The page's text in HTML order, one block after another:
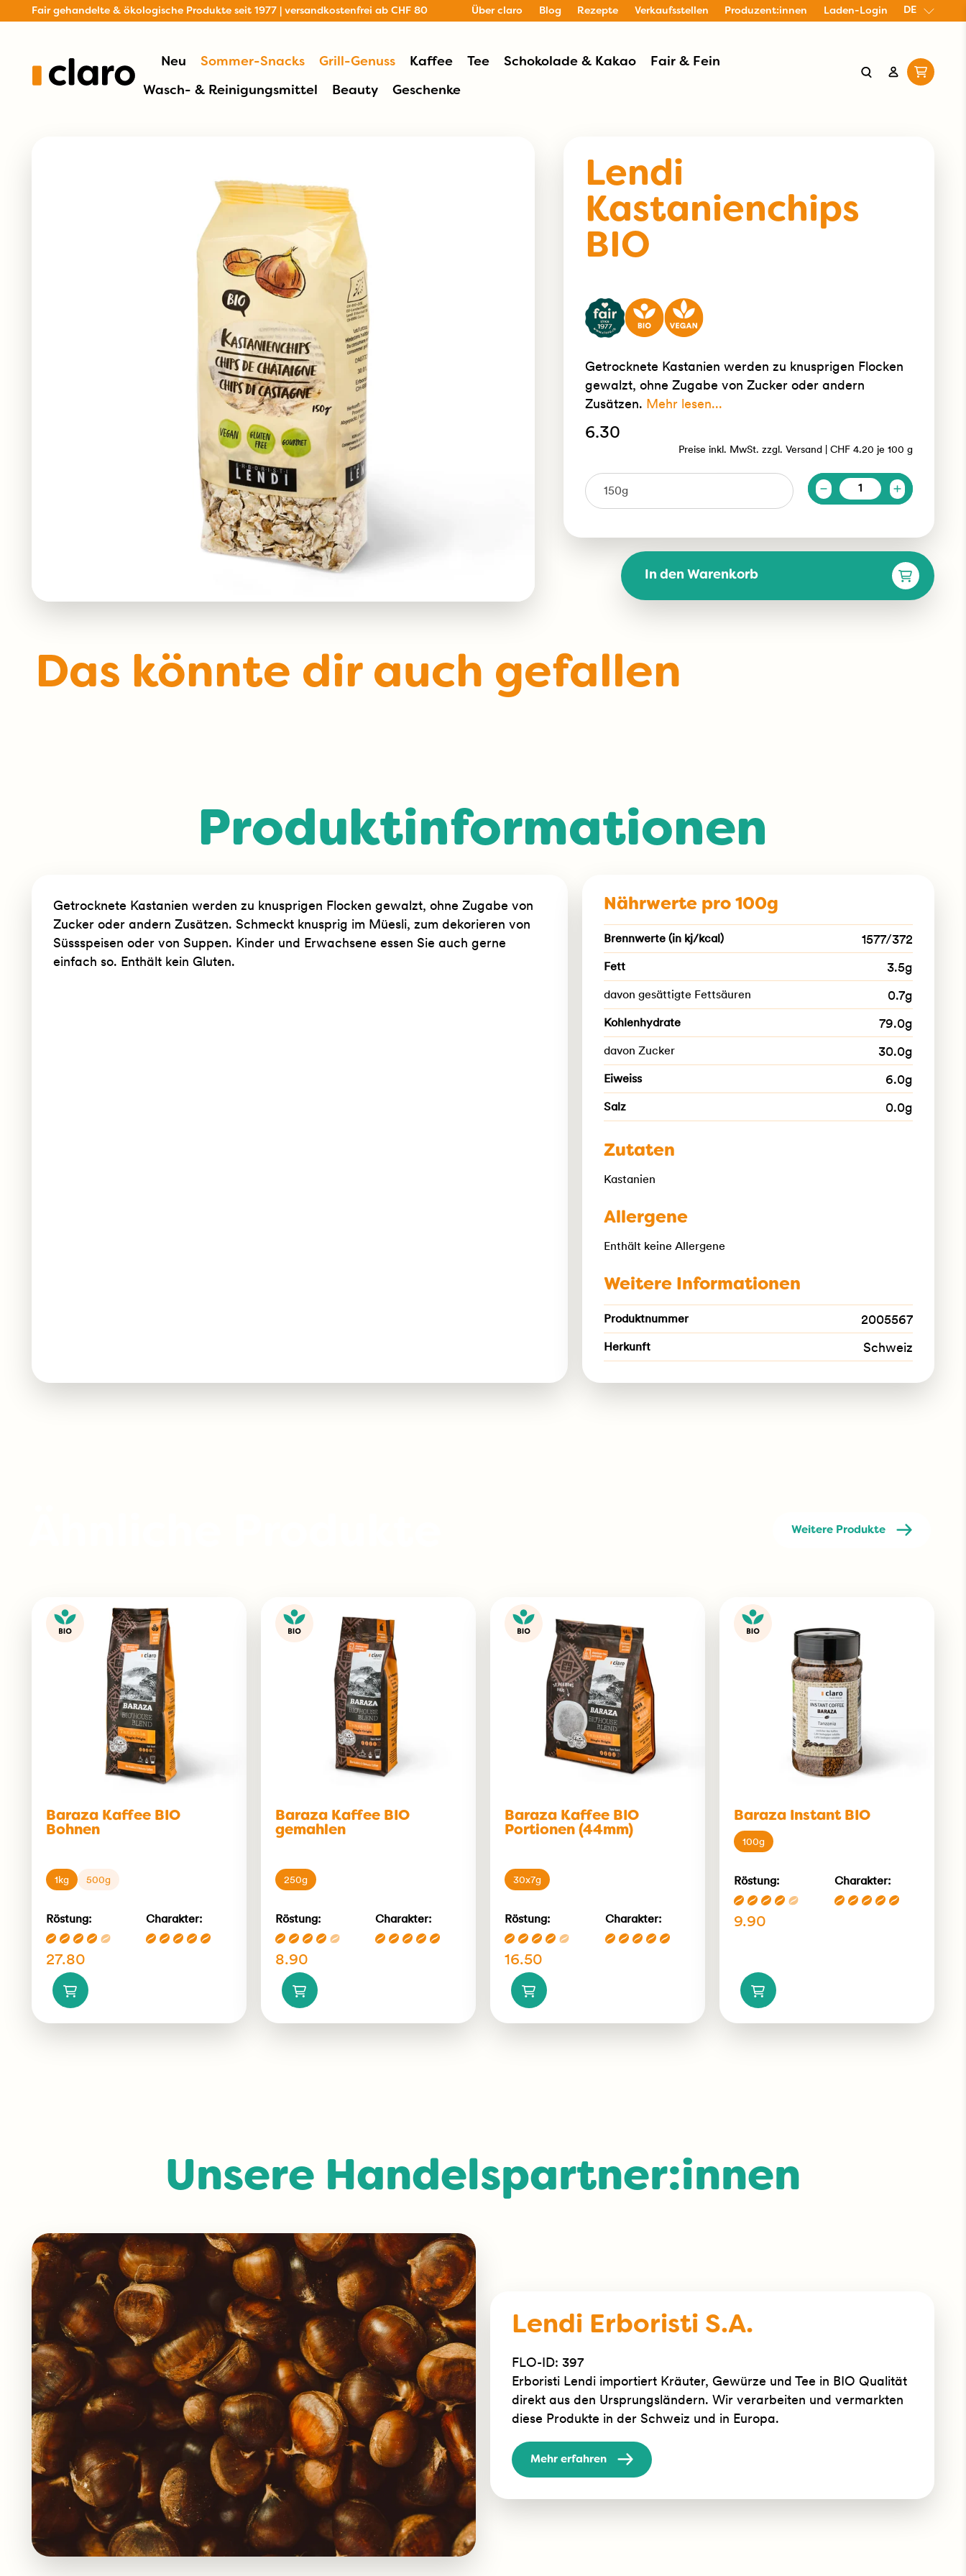
Fair gehandelte & ökologische Produkte seit 1977 | versandkostenfrei ab CHF 80 Über claro Blog Rezepte Verkaufsstellen Produzent:innen Laden-Login DE
Neu Sommer-Snacks Grill-Genuss Kaffee Tee Schokolade & Kakao Fair & Fein
Wasch- & Reinigungsmittel Beauty Geschenke
Lendi
Kastanienchips
BIO
Getrocknete Kastanien werden zu knusprigen Flocken
gewalzt, ohne Zugabe von Zucker oder andern
Zusätzen. Mehr lesen...
6.30
Preise inkl. MwSt. zzgl. Versand |CHF 4.20 je 100 g
Anzahl
In den Warenkorb
Das könnte dir auch gefallen
Produktinformationen
Getrocknete Kastanien werden zu knusprigen Flocken gewalzt, ohne Zugabe von
Zucker oder andern Zusätzen. Schmeckt knusprig im Müesli, zum dekorieren von
Süssspeisen oder von Suppen. Kinder und Erwachsene essen Sie auch gerne
einfach so. Enthält kein Gluten.
Nährwerte pro 100g
Brennwerte (in kj/kcal) 1577/372
Fett 3.5g
davon gesättigte Fettsäuren 0.7g
Kohlenhydrate 79.0g
davon Zucker 30.0g
Eiweiss 6.0g
Salz 0.0g
Zutaten
Kastanien
Allergene
Enthält keine Allergene
Weitere Informationen
Produktnummer 2005567
Herkunft Schweiz
Weitere Produkte
Baraza Kaffee BIO
Bohnen
1kg 500g
Röstung: Charakter:
27.80
Baraza Kaffee BIO
gemahlen
250g
Röstung: Charakter:
8.90
Baraza Kaffee BIO
Portionen (44mm)
30x7g
Röstung: Charakter:
16.50
Baraza Instant BIO
100g
Röstung: Charakter:
9.90
Unsere Handelspartner:innen
Lendi Erboristi S.A.
FLO-ID: 397
Erboristi Lendi importiert Kräuter, Gewürze und Tee in BIO Qualität
direkt aus den Ursprungsländern. Wir verarbeiten und vermarkten
diese Produkte in der Schweiz und in Europa.
Mehr erfahren